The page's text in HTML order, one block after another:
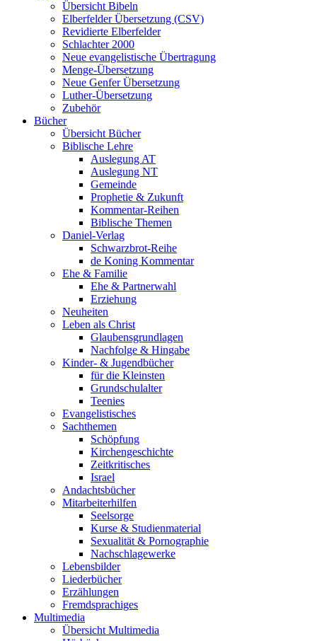
Übersicht Bibeln
Elberfelder Übersetzung (CSV)
Revidierte Elberfelder
Schlachter 2000
Neue evangelistische Übertragung
Menge-Übersetzung
Neue Genfer Übersetzung
Luther-Übersetzung
Zubehör
Bücher
Übersicht Bücher
Biblische Lehre
Auslegung AT
Auslegung NT
Gemeinde
Prophetie & Zukunft
Kommentar-Reihen
Biblische Themen
Daniel-Verlag
Schwarzbrot-Reihe
de Koning Kommentar
Ehe & Familie
Ehe & Partnerwahl
Erziehung
Neuheiten
Leben als Christ
Glaubensgrundlagen
Nachfolge & Hingabe
Kinder- & Jugendbücher
für die Kleinsten
Grundschulalter
Teenies
Evangelistisches
Sachthemen
Schöpfung
Kirchengeschichte
Zeitkritisches
Israel
Andachtsbücher
Mitarbeiterhilfen
Seelsorge
Kurse & Studienmaterial
Sexualität & Pornographie
Nachschlagewerke
Lebensbilder
Liederbücher
Erzählungen
Fremdsprachiges
Multimedia
Übersicht Multimedia